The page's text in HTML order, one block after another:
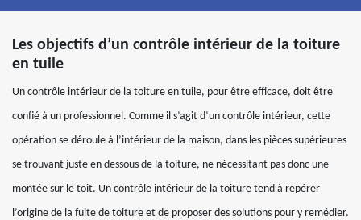
Les objectifs d’un contrôle intérieur de la toiture
en tuile
Un contrôle intérieur de la toiture en tuile, pour être efficace, doit être
confié à un professionnel. Comme il s’agit d’un contrôle intérieur, cette
opération se déroule à l’intérieur de la maison, dans les pièces supérieures
se trouvant juste en dessous de la toiture, ne nécessitant pas donc une
montée sur le toit. Un contrôle intérieur de la toiture tend à repérer
l’origine de la fuite de toiture et de proposer des solutions pour y remédier.